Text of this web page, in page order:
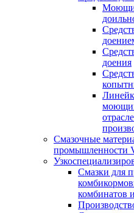
доения
Смазочные
промышленности
Смазки для
комбинатов